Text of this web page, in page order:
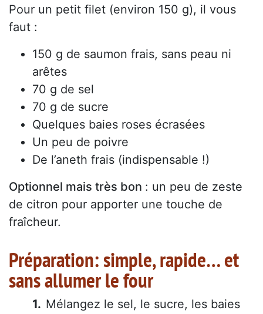
Pour un petit filet (environ 150 g), il vous
faut :
150 g de saumon frais, sans peau ni
arêtes
70 g de sel
70 g de sucre
Quelques baies roses écrasées
Un peu de poivre
De l’aneth frais (indispensable !)
Optionnel mais très bon : un peu de zeste
de citron pour apporter une touche de
fraîcheur.
Préparation: simple, rapide… et
sans allumer le four
Mélangez le sel, le sucre, les baies